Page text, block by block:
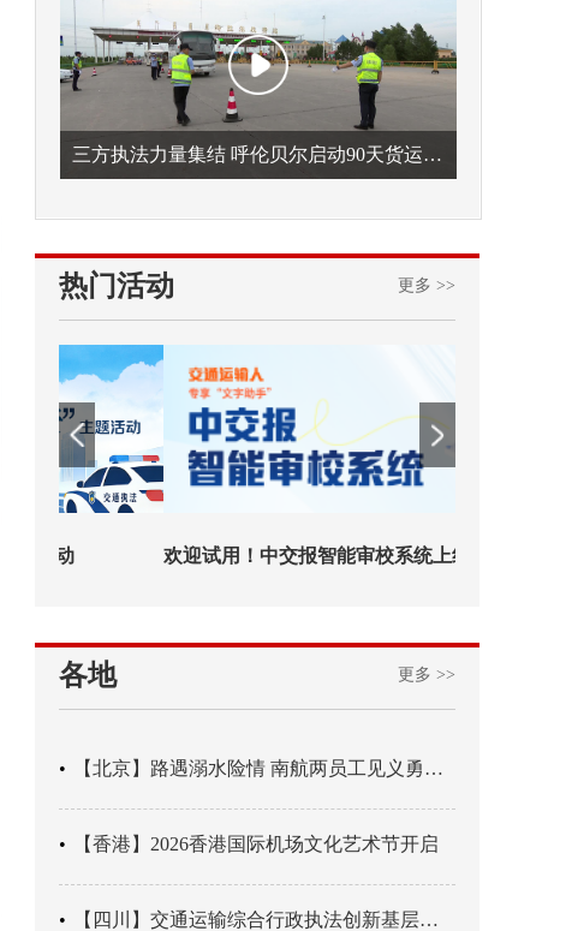
三方执法力量集结 呼伦贝尔启动90天货运车辆违法专项整治
热门活动 更多 >>
欢迎试用！中交报智能审校系统上线
各地 更多 >>
【北京】路遇溺水险情 南航两员工见义勇为科学施救
【香港】2026香港国际机场文化艺术节开启
【四川】交通运输综合行政执法创新基层辖区治理“4+3” 新模式